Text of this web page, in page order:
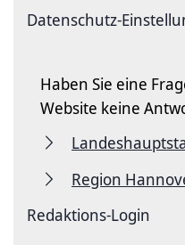
Datenschutz-
Haben Sie eine
Website keine
Region
Redaktions-Login